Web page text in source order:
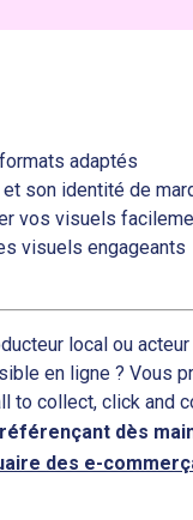
adaptés
son identité de
vos visuels
visuels engageants
local ou
en ligne ? Vous
to collect, click and
référençant dès
des e-